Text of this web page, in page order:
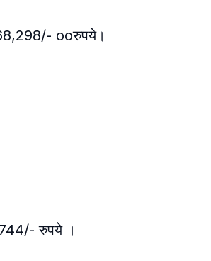
ooरुपये।
रुपये ।